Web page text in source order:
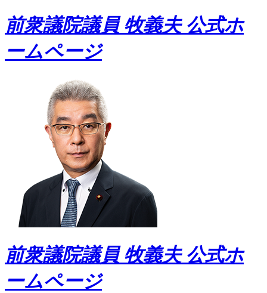
前衆議院議員 牧義夫 公式ホ
ームページ
前衆議院議員 牧義夫 公式ホ
ームページ